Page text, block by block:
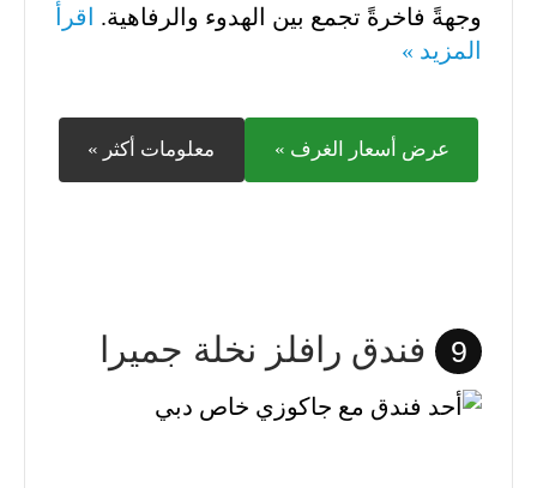
وجهةً فاخرةً تجمع بين الهدوء والرفاهية. اقرأ
المزيد »
عرض أسعار الغرف » معلومات أكثر »
9 فندق رافلز نخلة جميرا